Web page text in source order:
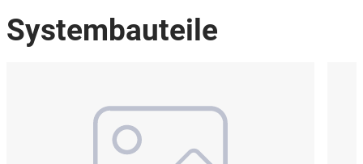
Systembauteile